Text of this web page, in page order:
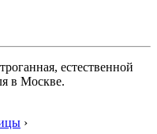
естественной
в Москве.
›